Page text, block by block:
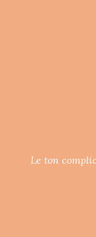
Le ton